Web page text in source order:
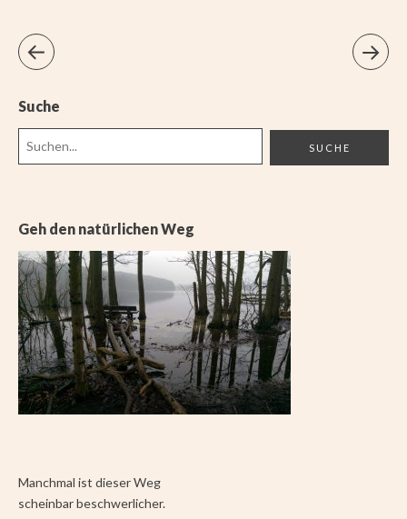
Suche
Geh den natürlichen Weg
Manchmal ist dieser Weg
scheinbar beschwerlicher.